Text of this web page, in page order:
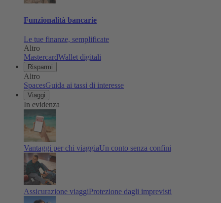
Funzionalità bancarie
Le tue finanze, semplificate
Altro
MastercardWallet digitali
Risparmi
Altro
SpacesGuida ai tassi di interesse
Viaggi
In evidenza
Vantaggi per chi viaggiaUn conto senza confini
Assicurazione viaggiProtezione dagli imprevisti